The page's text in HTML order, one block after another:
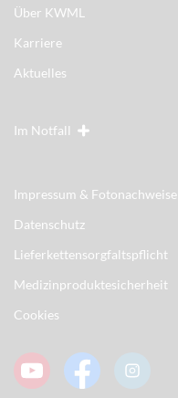
Über KWML
Karriere
Aktuelles
Im Notfall
Impressum & Fotonachweise
Datenschutz
Lieferkettensorgfaltspflicht
Medizinproduktesicherheit
Cookies